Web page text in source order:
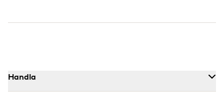
Handla